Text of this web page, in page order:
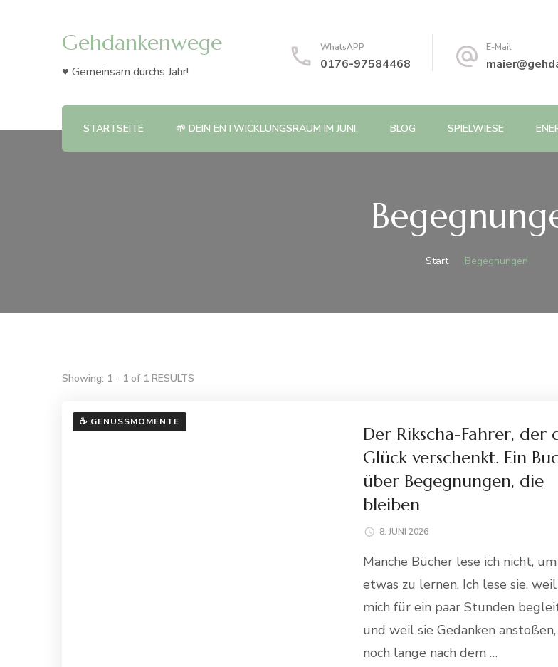
Gehdankenwege
♥ Gemeinsam durchs Jahr!
WhatsAPP
0176-97584468
E-Mail
STARTSEITE 🌱 DEIN ENTWICKLUNGSRAUM IM JUNI. BLOG SPIELWIESE
Start Begegnungen
Showing: 1 - 1 of 1 RESULTS
☕ GENUSSMOMENTE
Der Rikscha-Fahrer, der
Glück verschenkt. Ein
über Begegnungen, die
bleiben
8. JUNI 2026
Manche Bücher lese ich nicht, um
etwas zu lernen. Ich lese sie,
mich für ein paar Stunden
und weil sie Gedanken
noch lange nach dem …